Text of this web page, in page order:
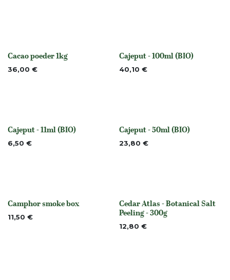
None
Cacao poeder 1kg
36,00 € None
Cajeput - 100ml (BIO)
40,10 €
None
Cajeput - 11ml (BIO)
6,50 € None
Cajeput - 50ml (BIO)
23,80 €
None
Camphor smoke box
11,50 € None
Cedar Atlas - Botanical Salt
Peeling - 300g
12,80 €